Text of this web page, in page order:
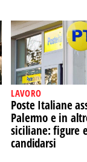
LAVORO
Poste Italiane
Palermo e in
siciliane: figure
candidarsi